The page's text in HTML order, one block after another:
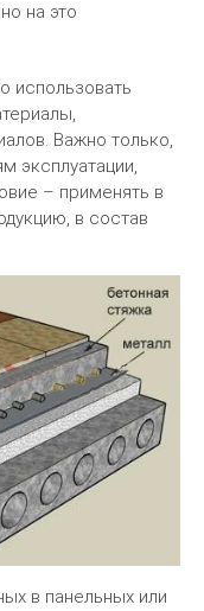
на это
использовать
Важно только,
эксплуатации,
– применять в
в состав
в панельных или